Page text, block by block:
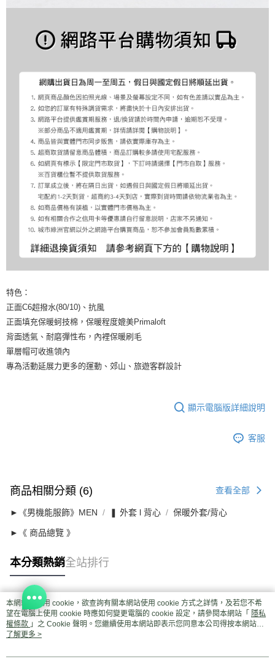
特色：
正面C6超撥水(80/10)、抗風
正面填充保暖蚵技棉，保暖程度媲美Primaloft
背面透氣、耐磨彈性布，內裡保暖刷毛
單層帽可收進領內
專為活動延展力更多的運動、郊山、旅遊客群設計
顯示電腦版詳細說明
客服
商品相關分類 (6) 查看全部
►《男機能服飾》MEN ❚ 外套 l 背心 保暖外套/背心
►《 商品總覽 》
本分類熱銷全站排行
熱門標籤
本網站中使用 cookie，欲查詢有關本網站使用 cookie 方式之詳情，及若您不希
望在電腦上使用 cookie 時應如何變更電腦的 cookie 設定，請參閱本網站「 隱私
權條款 」之 Cookie 聲明。您繼續使用本網站即表示您同意本公司得按本網站使
用條款之 Cookie 聲明使用 cookie。
了解更多 >